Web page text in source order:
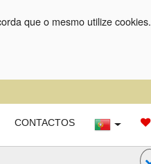
que o mesmo utilize cookies.
CONTACTOS